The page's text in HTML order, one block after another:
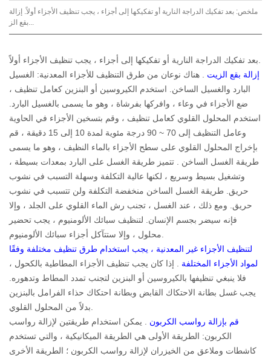
ملخص: بعد تفكيك الدراجة النارية أو تفكيكها إلى أجزاء ، يجب تنظيف الأجزاء أولاً. إزالة
بقع الز...
إزالة بقع الزيت
. هناك نوعان من طرق التنظيف للأجزاء المعدنية: الغسيل
البارد والغسيل الساخن. استخدم الكيروسين أو البنزين كعامل تنظيف ،
ضع الأجزاء في وعاء ، وافركها بفرشاة ، وهو ما يسمى بالغسيل البارد.
استخدم المحلول القلوي كعامل تنظيف ، وقم بتسخين الأجزاء في الحاوية
وعامل التنظيف إلى 70 ~ 90 درجة مئوية لمدة 10 إلى 15 دقيقة ، قم
بإخراج المحلول القلوي على سطح الأجزاء بالماء النظيف ، وهو ما يسمى
طريقة الغسل الساخن . تتميز طريقة الغسل على البارد بمعدات بسيطة ،
وتشغيل بسيط وسريع ، لكنها عالية التكلفة وسهلة التسبب في نشوب
حريق. طريقة الغسل الساخن منخفضة التكلفة ولن تتسبب في نشوب
حريق. ومع ذلك ، عند الغسل ، تجنب رش الماء القلوي على الجلد ، وإلا
فإنه سيضر بجسم الإنسان. لتنظيف سبائك الألومنيوم ، يجب تحضير
لتنظيف الأجزاء غير المعدنية ، يجب استخدام طرق تنظيف مختلفة وفقًا
لمواد الأجزاء المختلفة
. إذا كان يجب تنظيف الأجزاء المطاطية بالكحول ،
فلا ينبغي تنظيفها بالكيروسين أو البنزين لتجنب تمدد المطاط وتدهوره.
يجب غسل بطانة الاحتكاك القابض وبطانة احتكاك حذاء الفرامل بالبنزين
قم بإزالة رواسب الكربون
. يمكن استخدام طريقتين لإزالة رواسب
الكربون: الطريقة الأولى هي الطريقة الميكانيكية ، والتي تستخدم
كاشطات وملاعق من الخيزران لإزالة رواسب الكربون ؛ الطريقة الأخرى